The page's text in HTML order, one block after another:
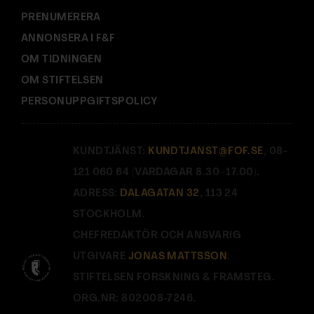
PRENUMERERA
ANNONSERA I F&F
OM TIDNINGEN
OM STIFTELSEN
PERSONUPPGIFTSPOLICY
KUNDTJÄNST: KUNDTJANST@FOF.SE , 08-
121 060 64 (VARDAGAR 8.30–17.00).
ADRESS: DALAGATAN 32 , 113 24
STOCKHOLM.
CHEFREDAKTÖR OCH ANSVARIG
UTGIVARE JONAS MATTSSON.
STIFTELSEN FORSKNING & FRAMSTEG.
ORG.NR: 802008-7246.